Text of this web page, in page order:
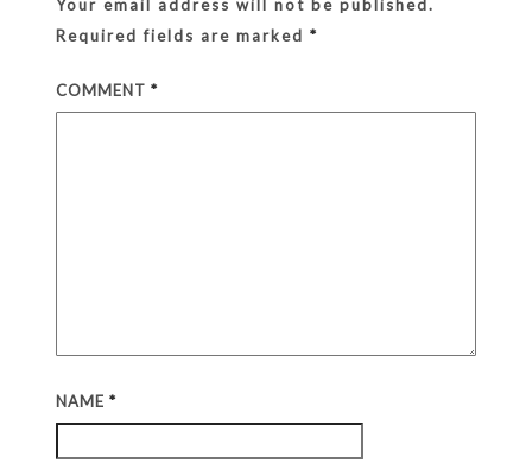
Your email address will not be published.
Required fields are marked*
COMMENT*
NAME*